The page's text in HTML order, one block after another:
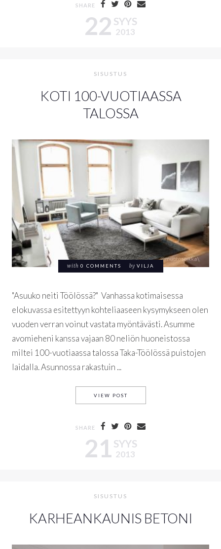
22 SYYS
2013
SHARE
SISUSTUS
KOTI 100-VUOTIAASSA
TALOSSA
with 0 COMMENTS by VILJA
"Asuuko neiti Töölössä?" Vanhassa kotimaisessa
elokuvassa esitettyyn kohteliaaseen kysymykseen olen
vuoden verran voinut vastata myöntävästi. Asumme
avomieheni kanssa vajaan 80 neliön huoneistossa
miltei 100-vuotiaassa talossa Taka-Töölössä puistojen
laidalla. Asunnossa rakastuin ...
21 SYYS
2013
VIEW POSTKOTI 100-VUOTIAASSA
SHARE
SISUSTUS
KARHEANKAUNIS BETONI